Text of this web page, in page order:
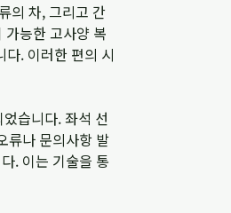
의 차, 그리고 간
능한 고사양 복
. 이러한 편의 시
습니다. 좌석 선
류나 문의사항 발
. 이는 기술을 통